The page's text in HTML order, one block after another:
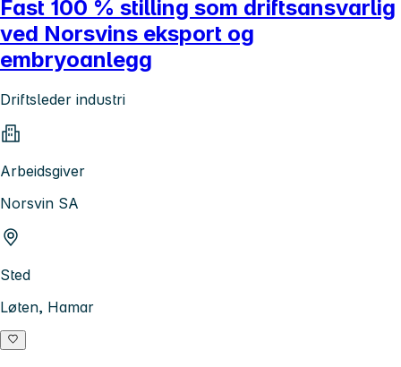
Fast 100 % stilling som driftsansvarlig
ved Norsvins eksport og
embryoanlegg
Driftsleder industri
Arbeidsgiver
Norsvin SA
Sted
Løten, Hamar